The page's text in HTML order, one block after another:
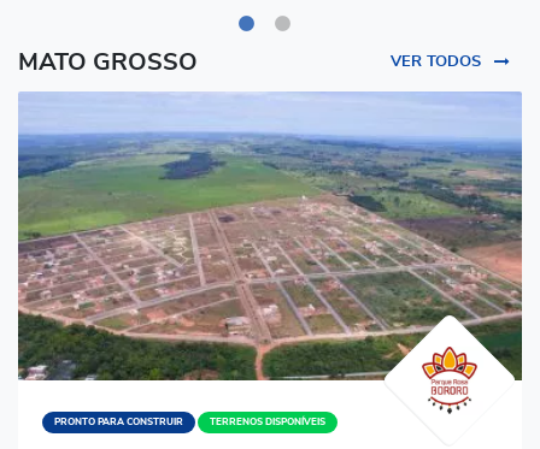
MATO GROSSO VER TODOS
PRONTO PARA CONSTRUIR TERRENOS DISPONÍVEIS